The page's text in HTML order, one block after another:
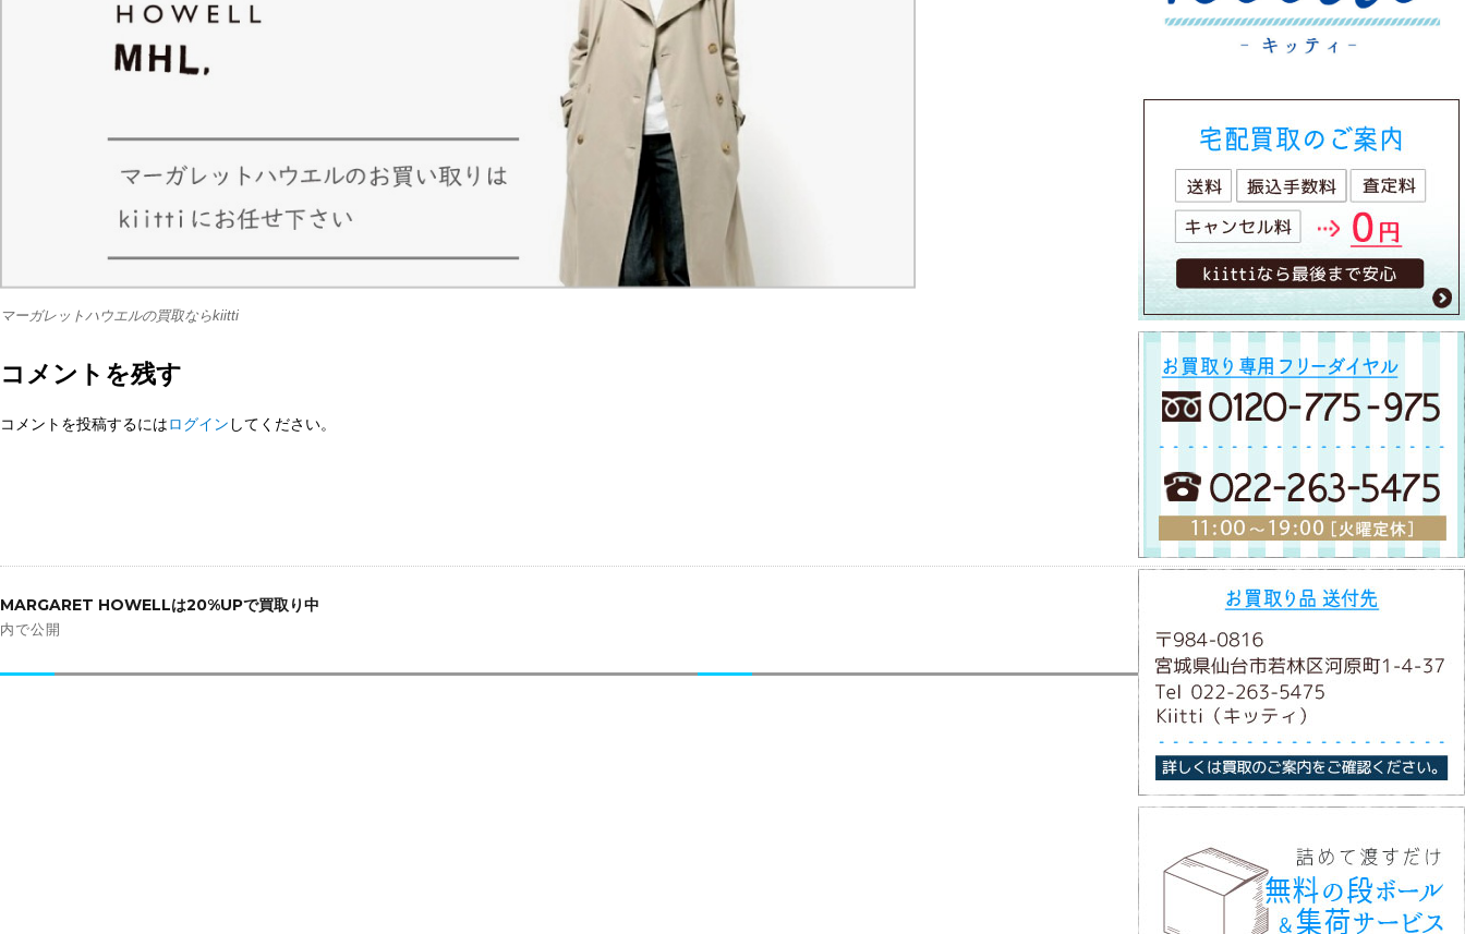
マーガレットハウエルの買取ならkiitti
コメントを残す
コメントを投稿するにはログイン してください。
稿
ナ
ゲ
MARGARET HOWELLは20%UPで買取り中
内で公開